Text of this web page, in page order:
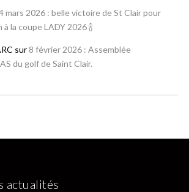
mars 2026 : belle victoire de St Clair pour
la coupe LADY 2026 🍾
sur 8 février 2026 : Assemblée
du golf de Saint Clair.
actualités